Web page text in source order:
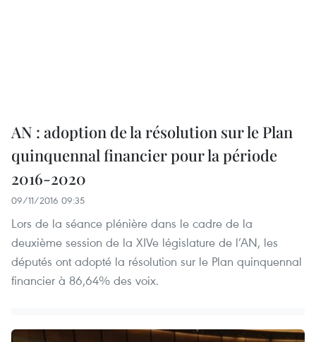
AN : adoption de la résolution sur le Plan
quinquennal financier pour la période
2016-2020
09/11/2016 09:35
Lors de la séance plénière dans le cadre de la
deuxième session de la XIVe législature de l’AN, les
députés ont adopté la résolution sur le Plan quinquennal
financier à 86,64% des voix.